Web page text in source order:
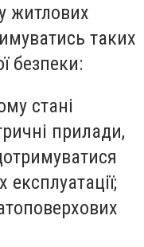
житлових
таких
безпеки:
стані
прилади,
експлуатації;